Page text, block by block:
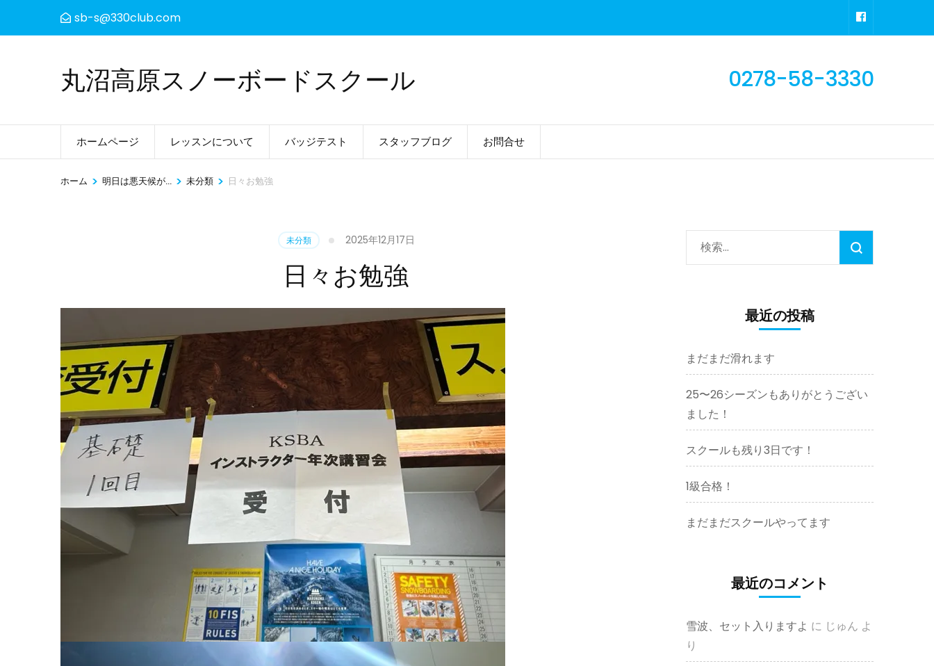
ス
ッ
sb-s@330club.com
丸沼高原スノーボードスクール 0278-58-3330
ホームページ レッスンについて バッジテスト スタッフブログ お問合せ
ホーム > 明日は悪天候が... > 未分類 > 日々お勉強
未分類 2025年12月17日
日々お勉強
検
索:
最近の投稿
まだまだ滑れます
25〜26シーズンもありがとうござい
ました！
スクールも残り3日です！
1級合格！
まだまだスクールやってます
最近のコメント
雪波、セット入りますよ に じゅん よ
り